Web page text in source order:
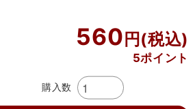
560
5ポイント
購入数